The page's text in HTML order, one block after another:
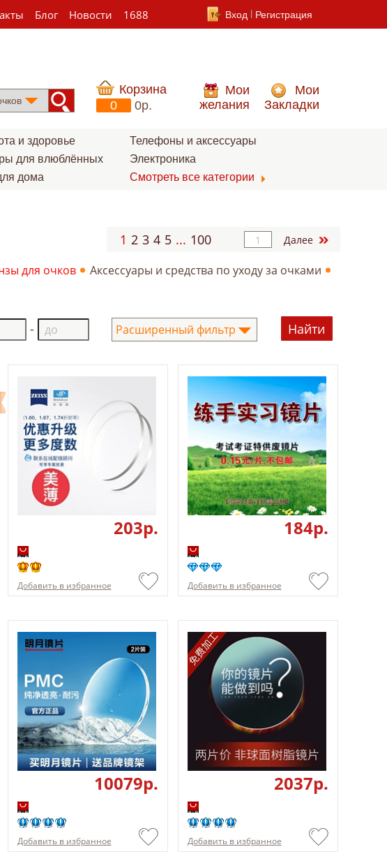
Блог Новости 1688 Вход Регистрация
Корзина
0
0p.
Мои
желания
Мои
Закладки
и здоровье
для влюблённых
дома
Телефоны и аксессуары
Электроника
Смотреть все категории
1 2 3 4 5 ... 100 Далее
для очков
Аксессуары и средства по уходу за очками
- Расширенный фильтр
203p.
Добавить в избранное
184p.
Добавить в избранное
10079p.
Добавить в избранное
2037p.
Добавить в избранное